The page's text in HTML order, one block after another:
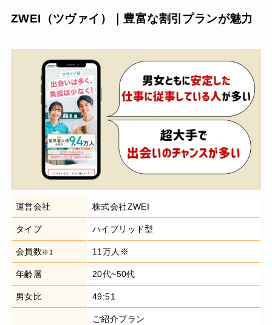
ZWEI（ツヴァイ）｜豊富な割引プランが魅力
運営会社 株式会社ZWEI
タイプ ハイブリッド型
会員数※1 11万人※
年齢層 20代~50代
男女比 49:51
ご紹介プラン